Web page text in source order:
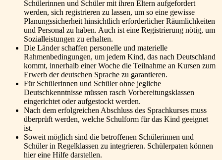
Schülerinnen und Schüler mit ihren Eltern aufgefordert
werden, sich registrieren zu lassen, um so eine gewisse
Planungssicherheit hinsichtlich erforderlicher Räumlichkeiten
und Personal zu haben. Auch ist eine Registrierung nötig, um
Sozialleistungen zu erhalten.
Die Länder schaffen personelle und materielle
Rahmenbedingungen, um jedem Kind, das nach Deutschland
kommt, innerhalb einer Woche die Teilnahme an Kursen zum
Erwerb der deutschen Sprache zu garantieren.
Für Schülerinnen und Schüler ohne jegliche
Deutschkenntnisse müssen rasch Vorbereitungsklassen
eingerichtet oder aufgestockt werden.
Nach dem erfolgreichen Abschluss des Sprachkurses muss
überprüft werden, welche Schulform für das Kind geeignet
ist.
Soweit möglich sind die betroffenen Schülerinnen und
Schüler in Regelklassen zu integrieren. Schülerpaten können
hier eine Hilfe darstellen.